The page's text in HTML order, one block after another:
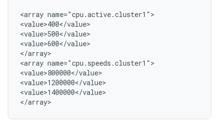
<array name="cpu.active.cluster1">
<value>400</value>
<value>500</value>
<value>600</value>
</array>
<array name="cpu.speeds.cluster1">
<value>800000</value>
<value>1200000</value>
<value>1400000</value>